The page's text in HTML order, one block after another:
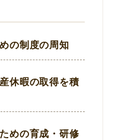
の制度の周知
休暇の取得を積
めの育成・研修